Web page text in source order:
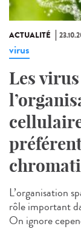
ACTUALITÉ
virus
Les
L’organisation
rôle important
On ignore